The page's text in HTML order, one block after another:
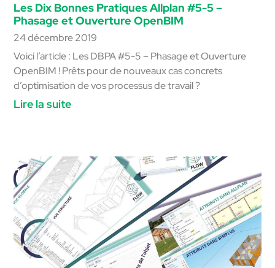
Les Dix Bonnes Pratiques Allplan #5-5 –
Phasage et Ouverture OpenBIM
24 décembre 2019
Voici l’article : Les DBPA #5-5 – Phasage et Ouverture
OpenBIM ! Prêts pour de nouveaux cas concrets
d’optimisation de vos processus de travail ?
Lire la suite